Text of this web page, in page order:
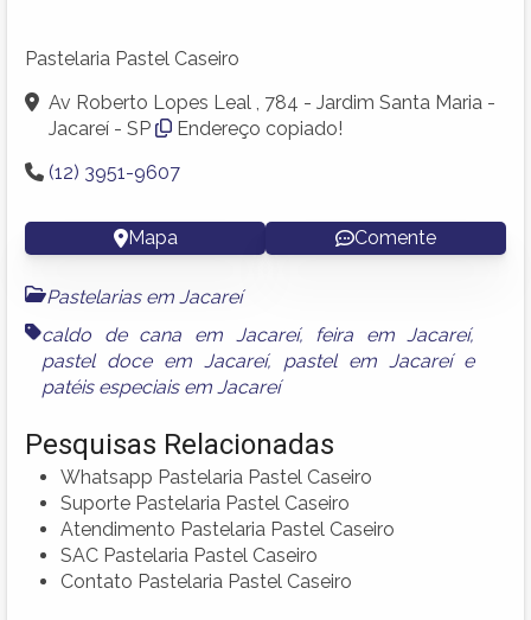
Pastelaria Pastel Caseiro
Av Roberto Lopes Leal , 784 - Jardim Santa Maria -
Jacareí - SP
Endereço copiado!
(12) 3951-9607
Mapa Comente
Pastelarias em Jacareí
caldo de cana em Jacareí, feira em Jacareí,
pastel doce em Jacareí, pastel em Jacareíe
patéis especiais em Jacareí
Pesquisas Relacionadas
Whatsapp Pastelaria Pastel Caseiro
Suporte Pastelaria Pastel Caseiro
Atendimento Pastelaria Pastel Caseiro
SAC Pastelaria Pastel Caseiro
Contato Pastelaria Pastel Caseiro